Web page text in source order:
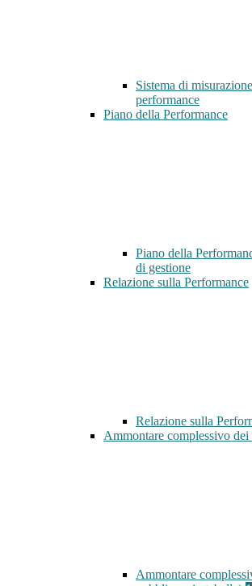
Sistema di
performance
Piano della Performance
Piano della
di gestione
Relazione sulla Performance
Relazione sulla
Ammontare complessivo dei
Ammontare